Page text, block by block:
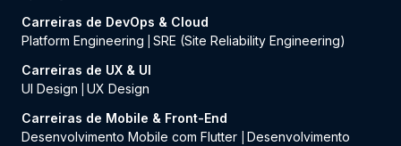
Carreiras de DevOps & Cloud
Platform Engineering
SRE (Site Reliability Engineering)
Carreiras de UX & UI
UI Design
UX Design
Carreiras de Mobile & Front-End
Desenvolvimento Mobile com Flutter
Desenvolvimento